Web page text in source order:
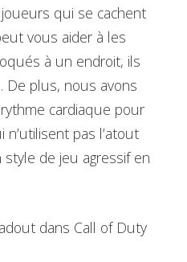
qui se cachent
vous aider à les
à un endroit, ils
De plus, nous avons
cardiaque pour
pas l’atout
de jeu agressif en
dans Call of Duty